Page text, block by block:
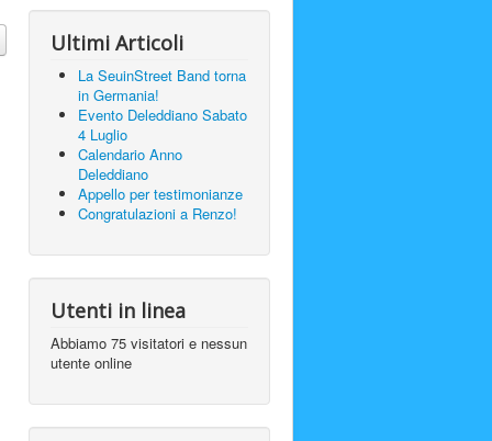
Ultimi Articoli
La SeuinStreet Band torna
in Germania!
Evento Deleddiano Sabato
4 Luglio
Calendario Anno
Deleddiano
Appello per testimonianze
Congratulazioni a Renzo!
Utenti in linea
Abbiamo 75 visitatori e nessun
utente online